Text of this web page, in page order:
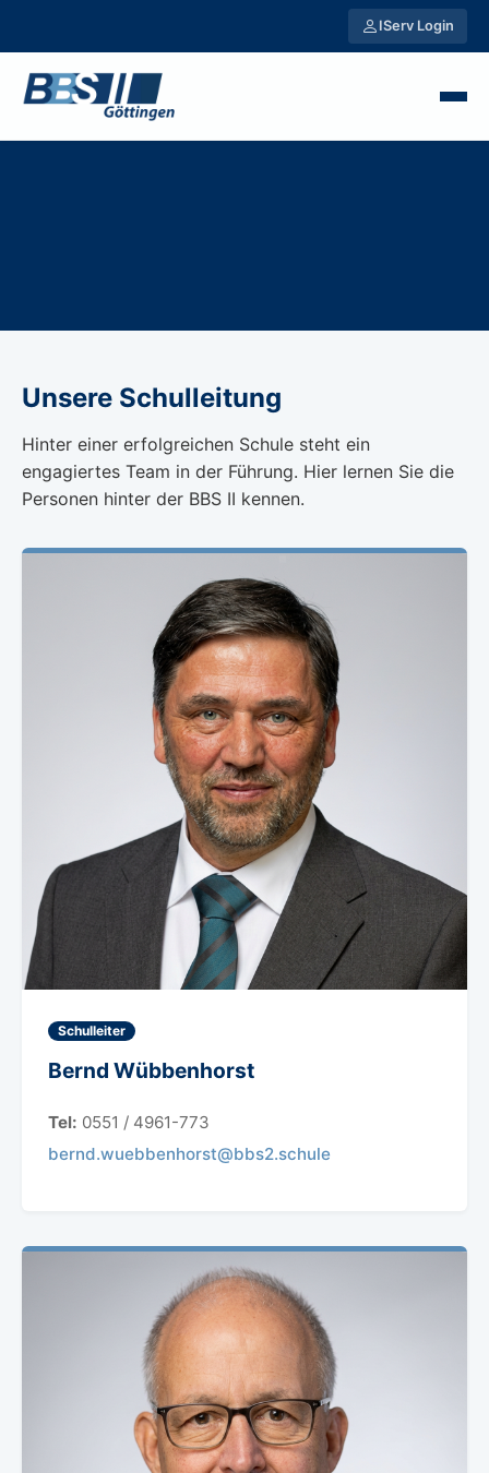
IServ Login
Unsere Schulleitung
Hinter einer erfolgreichen Schule steht ein
engagiertes Team in der Führung. Hier lernen Sie die
Personen hinter der BBS II kennen.
Schulleiter
Bernd Wübbenhorst
Tel: 0551 / 4961-773
bernd.wuebbenhorst@bbs2.schule